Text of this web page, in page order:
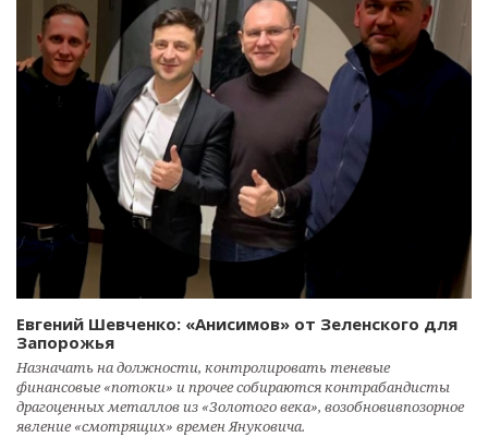
Евгений Шевченко: «Анисимов» от Зеленского для
Запорожья
Назначать на должности, контролировать теневые
финансовые «потоки» и прочее собираются контрабандисты
драгоценных металлов из «Золотого века», возобновивпозорное
явление «смотрящих» времен Януковича.